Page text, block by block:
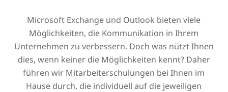
Microsoft Exchange und Outlook bieten viele
Möglichkeiten, die Kommunikation in Ihrem
Unternehmen zu verbessern. Doch was nützt Ihnen
dies, wenn keiner die Möglichkeiten kennt? Daher
führen wir Mitarbeiterschulungen bei Ihnen im
Hause durch, die individuell auf die jeweiligen